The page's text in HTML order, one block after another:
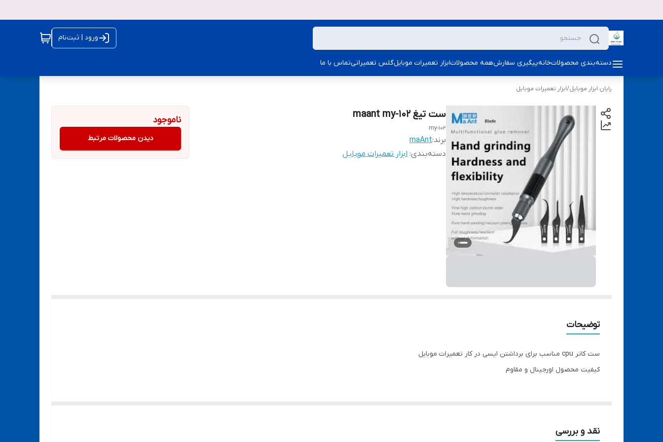
ورود | ثبت‌نام
دسته‌بندی محصولاتخانهپیگیری سفارشهمه محصولاتابزار تعمیرات موبایلگلس تعمیراتیتماس با ما
رایان ابزار موبایل/ابزار تعمیرات موبایل
ست تیغ maant my-102
my-102
برند:maAnt
دسته‌بندی: ابزار تعمیرات موبایل
ناموجود
دیدن محصولات مرتبط
توضیحات
ست کاتر cpu مناسب برای برداشتن ایسی در کار تعمیرات موبایل
کیفیت محصول اورجینال و مقاوم
نقد و بررسی